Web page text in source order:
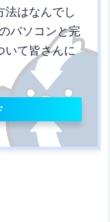
法はなんでし
パソコンと完
いて皆さんに